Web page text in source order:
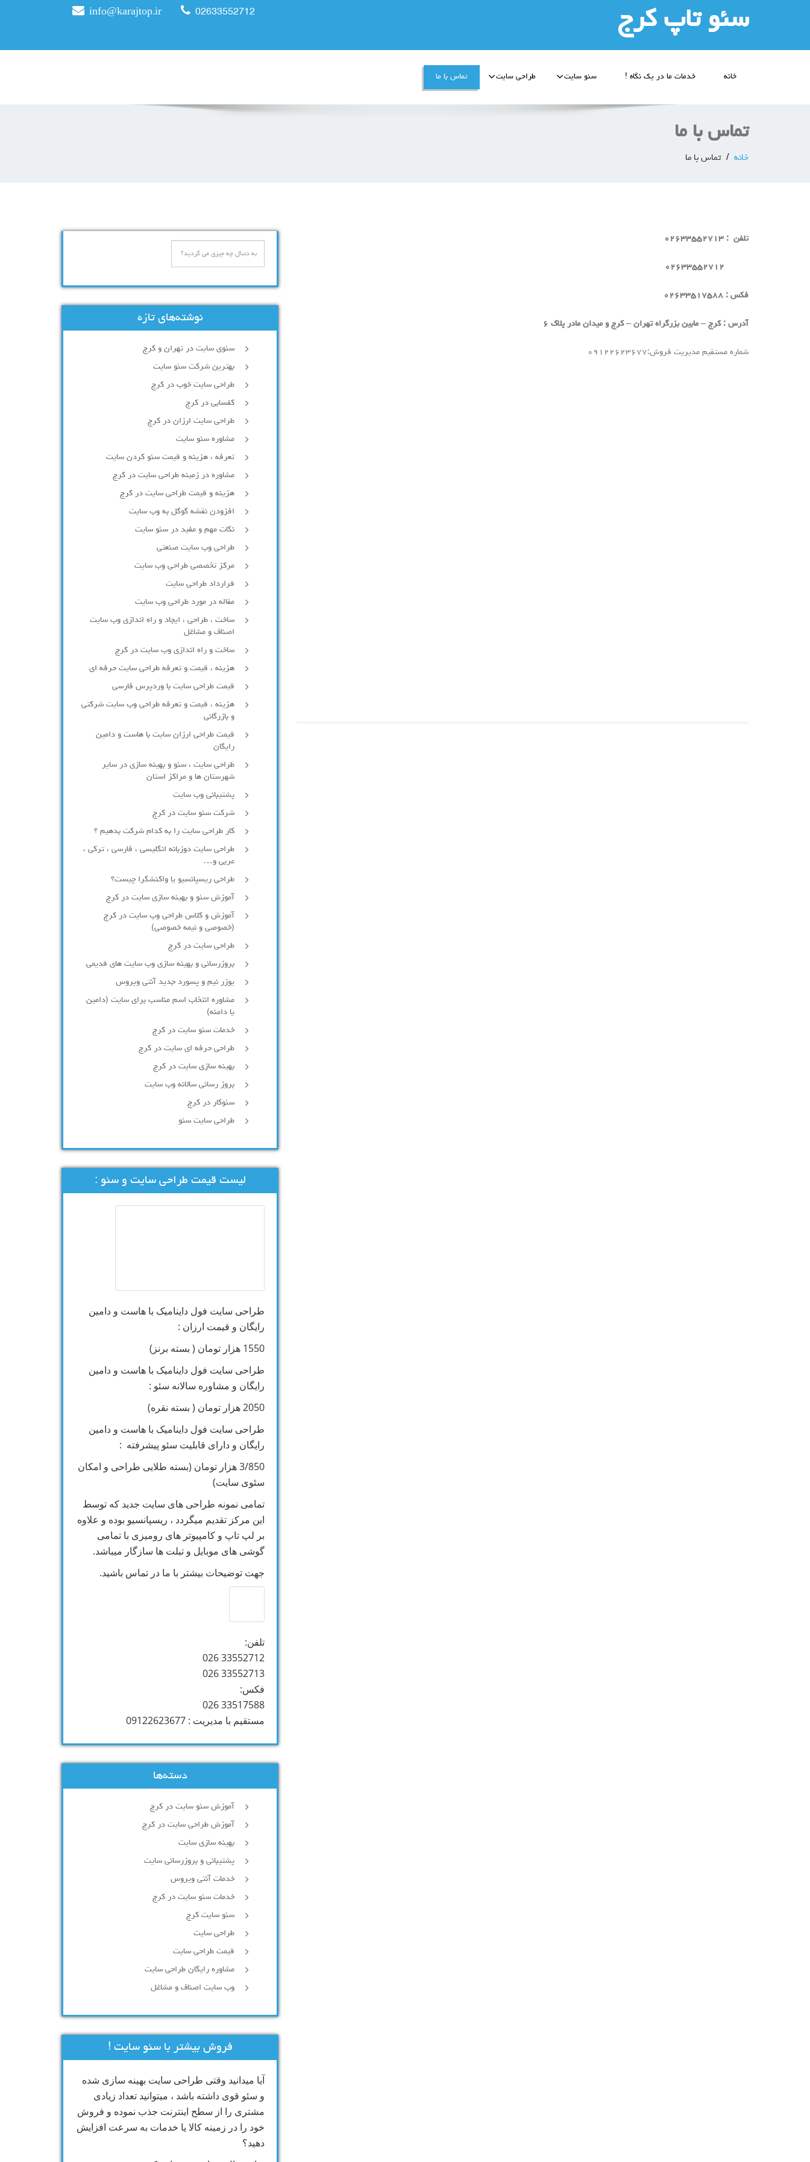
سئو تاپ کرج info@karajtop.ir 02633552712
خانه خدمات ما در یک نگاه ! سئو سایت طراحی سایت تماس با ما
تماس با ما
خانه تماس با ما
تلفن : ۰۲۶۳۳۵۵۲۷۱۳
فکس : ۰۲۶۳۳۵۱۷۵۸۸
آدرس : کرج – مابین بزرگراه تهران – کرج و میدان مادر پلاک ۶
شماره مستقیم مدیریت فروش:۰۹۱۲۲۶۲۳۶۷۷
نوشته‌های تازه
سئوی سایت در تهران و کرج
بهترین شرکت سئو سایت
طراحی سایت خوب در کرج
کفسابی در کرج
طراحی سایت ارزان در کرج
مشاوره سئو سایت
تعرفه ، هزینه و قیمت سئو کردن سایت
مشاوره در زمینه طراحی سایت در کرج
هزینه و قیمت طراحی سایت در کرج
افزودن نقشه گوگل به وب سایت
نکات مهم و مفید در سئو سایت
طراحی وب سایت صنعتی
مرکز تخصصی طراحی وب سایت
قرارداد طراحی سایت
مقاله در مورد طراحی وب سایت
ساخت ، طراحی ، ایجاد و راه اندازی وب سایت
اصناف و مشاغل
ساخت و راه اندازی وب سایت در کرج
هزینه ، قیمت و تعرفه طراحی سایت حرفه ای
قیمت طراحی سایت با وردپرس فارسی
هزینه ، قیمت و تعرفه طراحی وب سایت شرکتی
و بازرگانی
قیمت طراحی ارزان سایت با هاست و دامین
رایگان
طراحی سایت ، سئو و بهینه سازی در سایر
شهرستان ها و مراکز استان
پشتیبانی وب سایت
شرکت سئو سایت در کرج
کار طراحی سایت را به کدام شرکت بدهیم ؟
طراحی سایت دوزبانه انگلیسی ، فارسی ، ترکی ،
عربی و…
طراحی ریسپانسیو یا واکنشگرا چیست؟
آموزش سئو و بهینه سازی سایت در کرج
آموزش و کلاس طراحی وب سایت در کرج
(خصوصی و نیمه خصوصی)
طراحی سایت در کرج
بروزرسانی و بهینه سازی وب سایت های قدیمی
یوزر نیم و پسورد جدید آنتی ویروس
مشاوره انتخاب اسم مناسب برای سایت (دامین
یا دامنه)
خدمات سئو سایت در کرج
طراحی حرفه ای سایت در کرج
بهینه سازی سایت در کرج
بروز رسانی سالانه وب سایت
سئوکار در کرج
طراحی سایت سئو
لیست قیمت طراحی سایت و سئو :
طراحی سایت فول داینامیک با هاست و دامین
رایگان و قیمت ارزان :
1550 هزار تومان ( بسته برنز)
طراحی سایت فول داینامیک با هاست و دامین
رایگان و مشاوره سالانه سئو :
2050 هزار تومان ( بسته نقره)
طراحی سایت فول داینامیک با هاست و دامین
رایگان و دارای قابلیت سئو پیشرفته :
3/850 هزار تومان (بسته طلایی طراحی و امکان
سئوی سایت)
تمامی نمونه طراحی های سایت جدید که توسط
این مرکز تقدیم میگردد ، ریسپانسیو بوده و علاوه
بر لپ تاپ و کامپیوتر های رومیزی با تمامی
گوشی های موبایل و تبلت ها سازگار میباشد.
جهت توضیحات بیشتر با ما در تماس باشید.
تلفن:
33552712 026
33552713 026
فکس:
33517588 026
مستقیم با مدیریت : 09122623677
دسته‌ها
آموزش سئو سایت در کرج
آموزش طراحی سایت در کرج
بهینه سازی سایت
پشتیبانی و بروزرسانی سایت
خدمات آنتی ویروس
خدمات سئو سایت در کرج
سئو سایت کرج
طراحی سایت
قیمت طراحی سایت
مشاوره رایگان طراحی سایت
وب سایت اصناف و مشاغل
فروش بیشتر با سئو سایت !
آیا میدانید وقتی طراحی سایت بهینه سازی شده
و سئو قوی داشته باشد ، میتوانید تعداد زیادی
مشتری را از سطح اینترنت جذب نموده و فروش
خود را در زمینه کالا یا خدمات به سرعت افزایش
دهید؟